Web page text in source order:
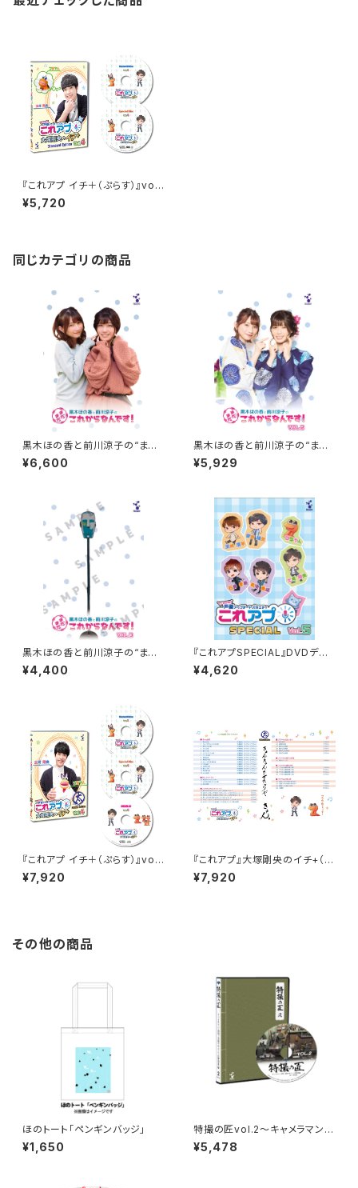
『これアプ イチ＋（ぷらす）』vol.
4 デレクターズカット通常版（D
VD2枚組）
¥5,720
同じカテゴリの商品
黒木ほの香と前川涼子の“まだ
まだこれからなんです”VOL.1
¥6,600
黒木ほの香と前川涼子の“まだ
まだこれからなんです”VOL.2～
ブロマイド封入特典付～（数量
¥5,929
黒木ほの香と前川涼子の“まだ
まだこれからなんです”VOL.３
¥4,400
『これアプSPECIAL』DVDデレ
クターズカット vol.5
¥4,620
『これアプ イチ＋（ぷらす）』vol.
4 デレクターズカット太まるＤＸ
版
¥7,920
『これアプ』大塚剛央のイチ+（ぷ
らす）ディレクターズカット 太
まるDX版 Vol.2
¥7,920
その他の商品
ほのトート「ペンギンバッジ」
¥1,650
特撮の匠vol.2～キャメラマン・
照明・美術デザイン・音響効果
編～
¥5,478